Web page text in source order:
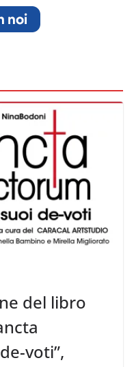
del libro
voti”,